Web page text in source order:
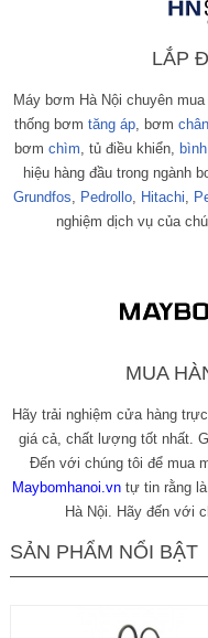
LẮP
Máy bơm Hà Nội chuyên
thống bơmtăng áp , bơm
bơmchìm , tủ điều khiển,
hiệu hàng đầu trong ngành
Grundfos
Pedrollo Hitachi
nghiệm dịch vụ của
MUA
Hãy trải nghiệm cửa hàng
giá cả, chất lượng tốt nhất.
Đến với chúng tôi để mua
Maybomhanoi.vn tự tin rằng
Hà Nội. Hãy đến với
SẢN PHẨM NỔI BẬT